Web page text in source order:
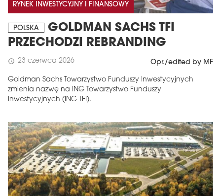
RYNEK INWESTYCYJNY I FINANSOWY
POLSKA
GOLDMAN SACHS TFI
PRZECHODZI REBRANDING
schedule 23 czerwca 2026 Opr./edited by MF
Goldman Sachs Towarzystwo Funduszy Inwestycyjnych
zmienia nazwę na ING Towarzystwo Funduszy
Inwestycyjnych (ING TFI).